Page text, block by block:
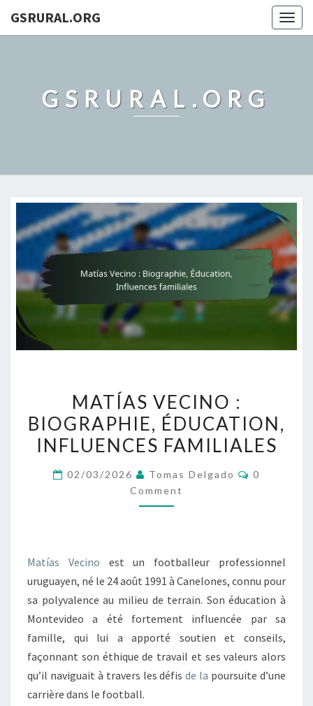
GSRURAL.ORG
GSRURAL.ORG
VECINO
BIOGRAPHIE,
INFLUENCES
FAMILIALES
MATÍAS VECINO :
BIOGRAPHIE, ÉDUCATION,
INFLUENCES FAMILIALES
02/03/2026 Tomas Delgado Comments
0
Comment
Matías Vecino est un footballeur professionnel
uruguayen, né le 24 août 1991 à Canelones, connu pour
sa polyvalence au milieu de terrain. Son éducation à
Montevideo a été fortement influencée par sa
famille, qui lui a apporté soutien et conseils,
façonnant son éthique de travail et ses valeurs alors
qu’il naviguait à travers les défisde la poursuite d’une
carrière dans le football.